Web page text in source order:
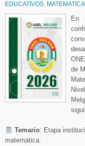
EDUCATIVOS, MATEMATICA
En
de
️ Temario: Etapa
matemática.